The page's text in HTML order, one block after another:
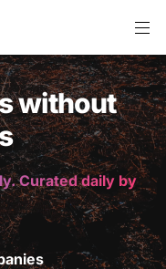
without
Curated daily by